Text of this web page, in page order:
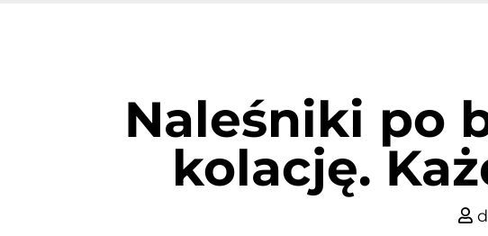
Naleśniki po
kolację.